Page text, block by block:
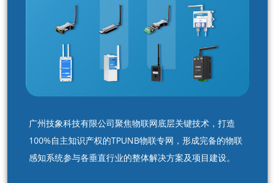
广州技象科技有限公司聚焦物联网底层关键技术，打造
100%自主知识产权的TPUNB物联专网，形成完备的物联
感知系统参与各垂直行业的整体解决方案及项目建设。